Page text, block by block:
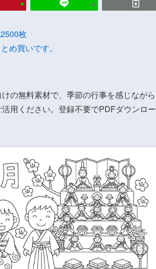
枚
め買いです。
の無料素材で、季節の行事を感じながら
用ください。登録不要でPDFダウンロー